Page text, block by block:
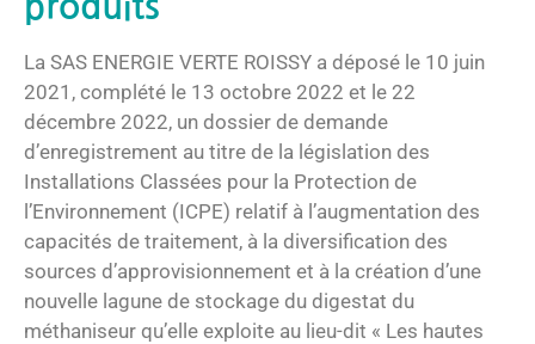
La SAS ENERGIE VERTE ROISSY a déposé le 10 juin
2021, complété le 13 octobre 2022 et le 22
décembre 2022, un dossier de demande
d’enregistrement au titre de la législation des
Installations Classées pour la Protection de
l’Environnement (ICPE) relatif à l’augmentation des
capacités de traitement, à la diversification des
sources d’approvisionnement et à la création d’une
nouvelle lagune de stockage du digestat du
méthaniseur qu’elle exploite au lieu-dit « Les hautes